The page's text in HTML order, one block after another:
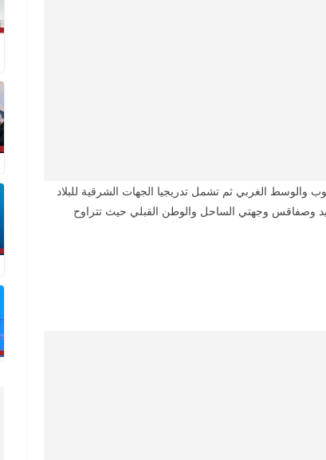
والوسط الغربي ثم تشمل تدريجيا الجهات الشرقية للبلاد
وصفاقس وجهتي الساحل والوطن القبلي حيث تتراوح